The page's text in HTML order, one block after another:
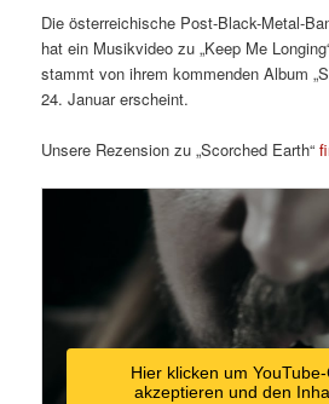
Die österreichische Post-Black-Metal-
hat ein Musikvideo zu „Keep Me
stammt von ihrem kommenden Album
24. Januar erscheint.
Unsere Rezension zu „Scorched Earth“
Hier klicken um
akzeptieren und den